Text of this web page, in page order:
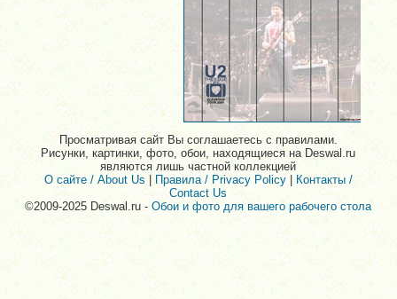
Просматривая сайт Вы соглашаетесь с правилами.
Рисунки, картинки, фото, обои, находящиеся на Deswal.ru
являются лишь частной коллекцией
О сайте / About Us
Правила / Privacy Policy| Контакты /
Contact Us
©2009-2025 Deswal.ru -Обои и фото для вашего рабочего стола